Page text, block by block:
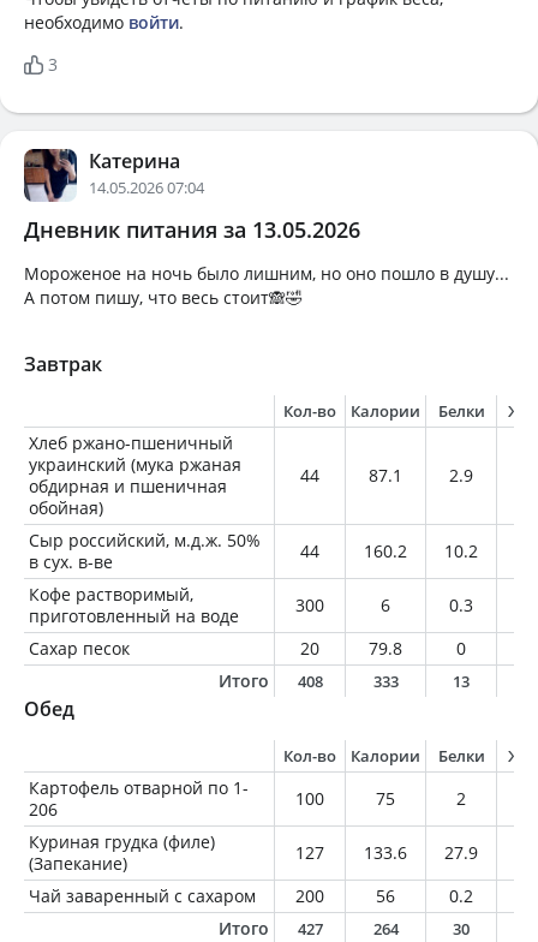
необходимо войти.
3
Катерина
14.05.2026 07:04
Дневник питания за 13.05.2026
Мороженое на ночь было лишним, но оно пошло в душу...
А потом пишу, что весь стоит🙈🤣
Завтрак
Кол-во Калории Белки
Хлеб ржано-пшеничный
украинский (мука ржаная
обдирная и пшеничная
обойная)
44 87.1 2.9
Сыр российский, м.д.ж. 50%
в сух. в-ве
44 160.2 10.2
Кофе растворимый,
приготовленный на воде
300 6 0.3
Сахар песок
20 79.8 0
Итого
408 333 13
Обед
Кол-во Калории Белки
Картофель отварной по 1-
206
100 75 2
Куриная грудка (филе)
(Запекание)
127 133.6 27.9
Чай заваренный с сахаром
200 56 0.2
Итого
427 264 30